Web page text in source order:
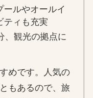
ールやオールイ
ティも充実
、観光の拠点に
めです。人気の
もあるので、旅